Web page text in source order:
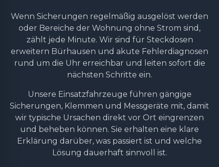
Wenn Sicherungen regelmäßig ausgelöst werden
oder Bereiche der Wohnung ohne Strom sind,
zählt jede Minute. Wir sind für Steckdosen
erweitern Bürhausen und akute Fehlerdiagnosen
rund um die Uhr erreichbar und leiten sofort die
nächsten Schritte ein.
Unsere Einsatzfahrzeuge führen gängige
Sicherungen, Klemmen und Messgeräte mit, damit
wir typische Ursachen direkt vor Ort eingrenzen
und beheben können. Sie erhalten eine klare
Erklärung darüber, was passiert ist und welche
Lösung dauerhaft sinnvoll ist.